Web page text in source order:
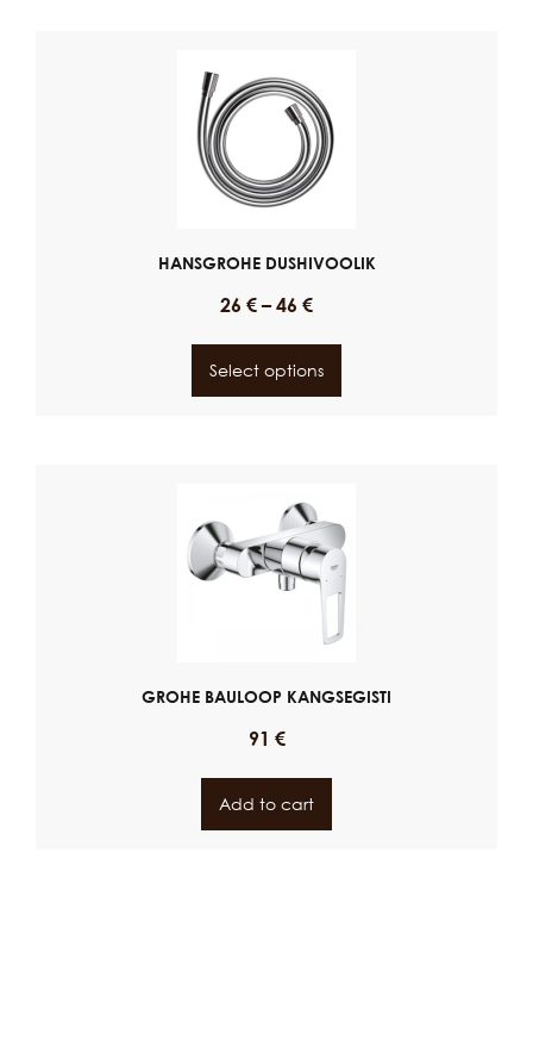
HANSGROHE DUSHIVOOLIK
26 € – 46 €
Select options
GROHE BAULOOP KANGSEGISTI
91 €
Add to cart